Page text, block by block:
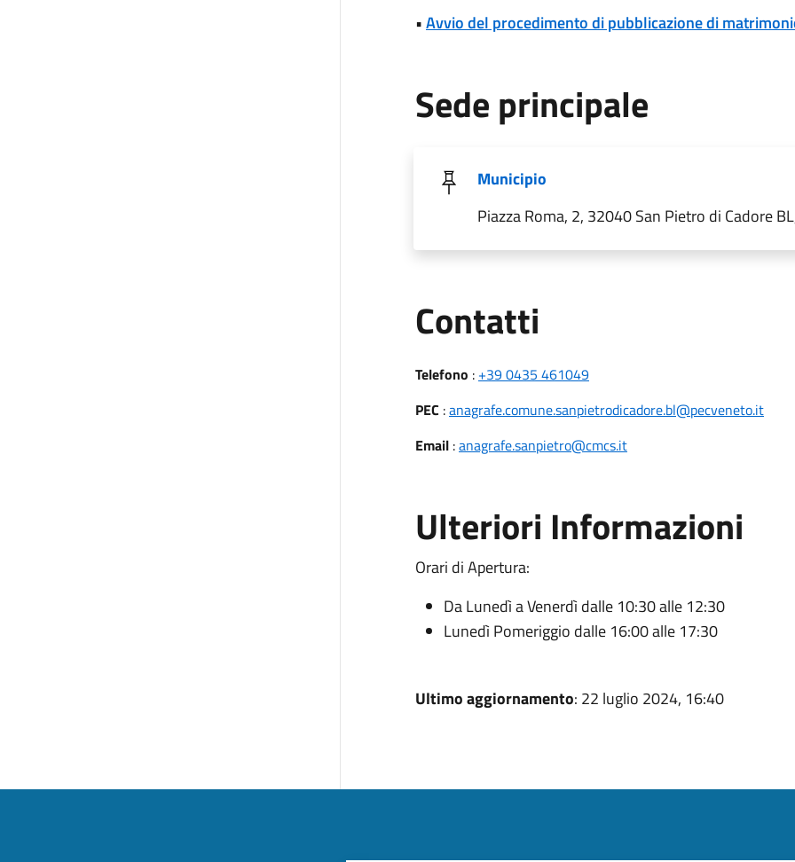
•Avvio del procedimento di pubblicazione di
Sede principale
Municipio
Piazza Roma, 2, 32040 San Pietro di Cadore
Contatti
Telefono : +39 0435 461049
PEC :anagrafe.comune.sanpietrodicadore.bl@pecveneto.it
Email:anagrafe.sanpietro@cmcs.it
Ulteriori Informazioni
Orari di Apertura:
Da Lunedì a Venerdì dalle 10:30 alle 12:30
Lunedì Pomeriggio dalle 16:00 alle 17:30
Ultimo aggiornamento: 22 luglio 2024, 16:40